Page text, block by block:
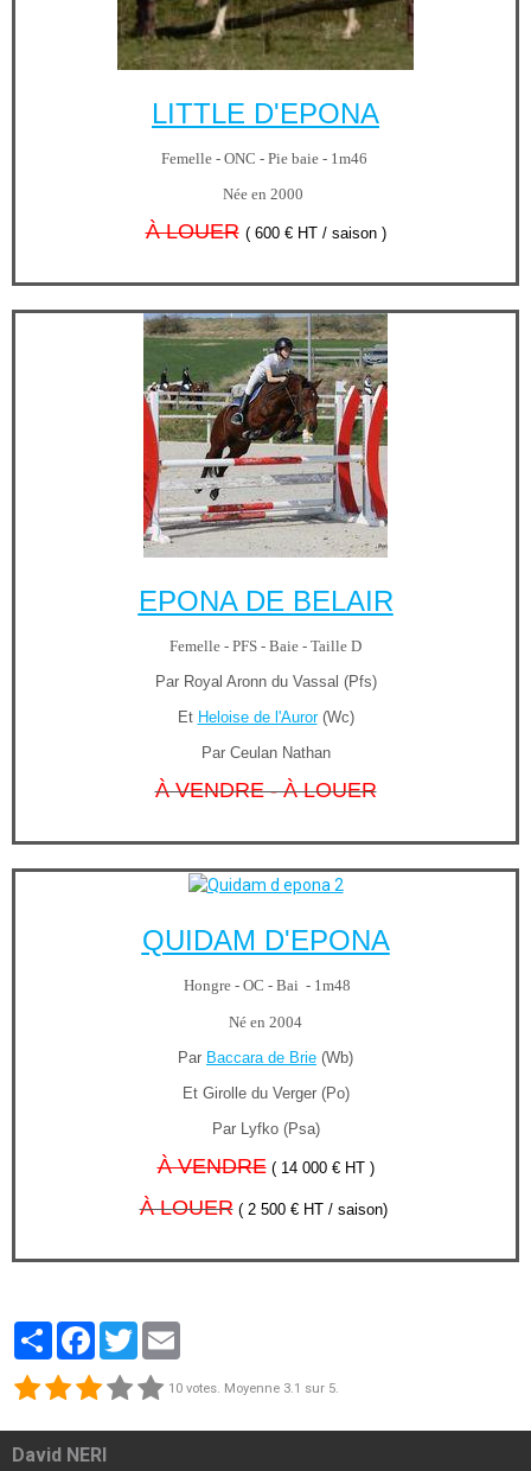
LITTLE D'EPONA
Femelle - ONC - Pie baie - 1m46
Née en 2000
À LOUER ( 600 € HT / saison )
EPONA DE BELAIR
Femelle - PFS - Baie - Taille D
Par Royal Aronn du Vassal (Pfs)
Et Heloise de l'Auror(Wc)
Par Ceulan Nathan
À VENDRE - À LOUER
QUIDAM D'EPONA
Hongre - OC - Bai - 1m48
Né en 2004
Par Baccara de Brie (Wb)
Et Girolle du Verger (Po)
Par Lyfko (Psa)
À VENDRE ( 14 000 € HT )
À LOUER ( 2 500 € HT / saison)
PartagerFacebook
Twitter
10 votes. Moyenne 3.1 sur 5.
David NERI